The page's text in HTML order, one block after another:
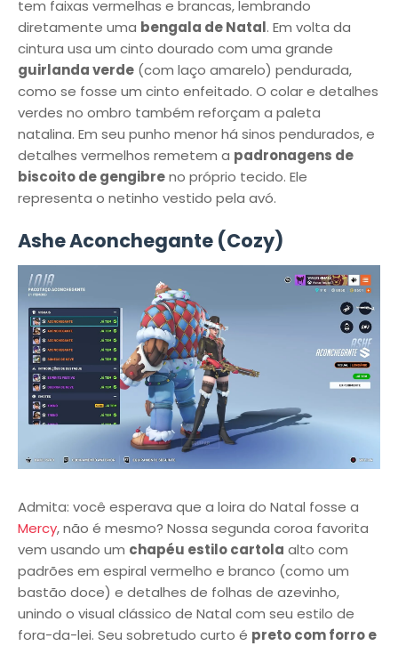
tem faixas vermelhas e brancas, lembrando
diretamente uma bengala de Natal. Em volta da
cintura usa um cinto dourado com uma grande
guirlanda verde (com laço amarelo) pendurada,
como se fosse um cinto enfeitado. O colar e detalhes
verdes no ombro também reforçam a paleta
natalina. Em seu punho menor há sinos pendurados, e
detalhes vermelhos remetem a padronagens de
biscoito de gengibreno próprio tecido. Ele
representa o netinho vestido pela avó.
Ashe Aconchegante (Cozy)
Admita: você esperava que a loira do Natal fosse a
Mercy, não é mesmo? Nossa segunda coroa favorita
vem usando um chapéu estilo cartola alto com
padrões em espiral vermelho e branco (como um
bastão doce) e detalhes de folhas de azevinho,
unindo o visual clássico de Natal com seu estilo de
fora-da-lei. Seu sobretudo curto é preto com forro e